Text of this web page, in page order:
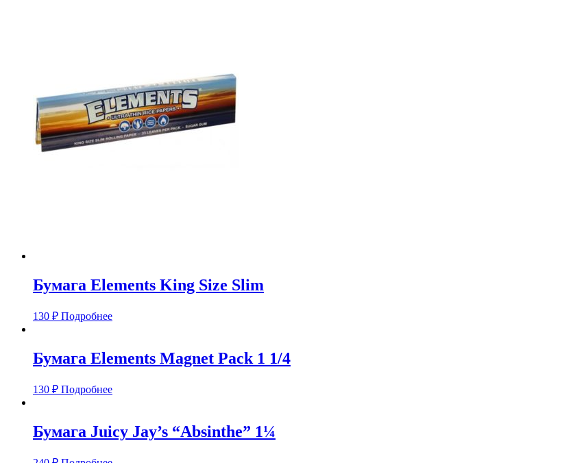
Бумага Elements King Size Slim
130 ₽ Подробнее
Бумага Elements Magnet Pack 1 1/4
130 ₽ Подробнее
Бумага Juicy Jay’s “Absinthe” 1¼